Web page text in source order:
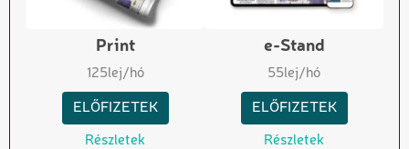
Print
125lej/hó
ELŐFIZETEK
Részletek
e-Stand
55lej/hó
ELŐFIZETEK
Részletek